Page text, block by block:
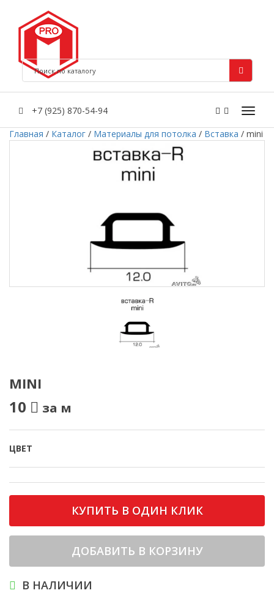
+7 (925) 870-54-94
Главная / Каталог / Материалы для потолка / Вставка / mini
MINI
10 за м
ЦВЕТ
КУПИТЬ В ОДИН КЛИК
ДОБАВИТЬ В КОРЗИНУ
В НАЛИЧИИ